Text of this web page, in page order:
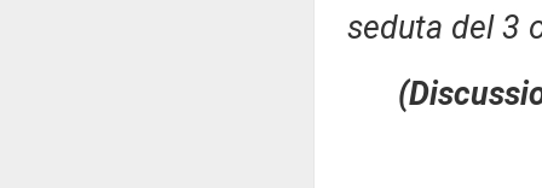
seduta del 3